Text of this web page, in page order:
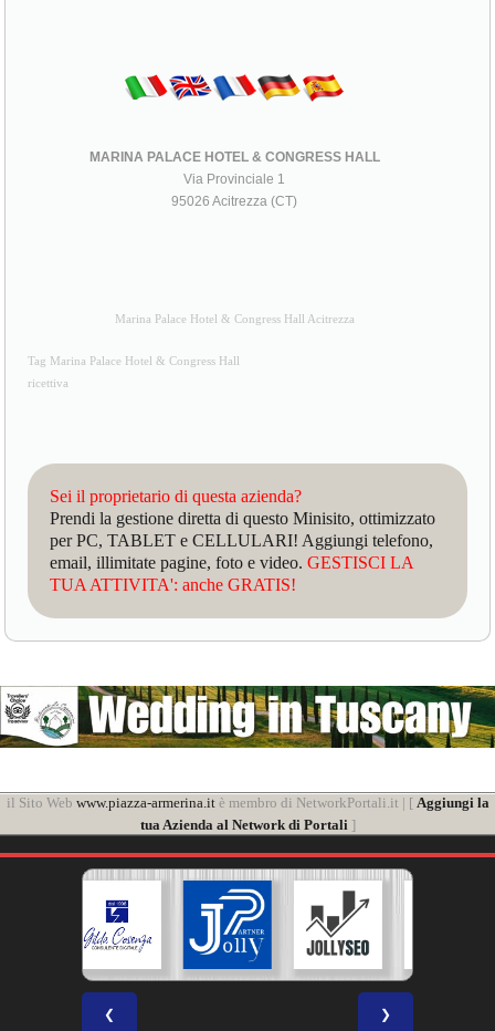
MARINA PALACE HOTEL & CONGRESS HALL
Via Provinciale 1
95026 Acitrezza (CT)
Marina Palace Hotel & Congress Hall Acitrezza
Tag Marina Palace Hotel & Congress Hall
ricettiva
Sei il proprietario di questa azienda?
Prendi la gestione diretta di questo Minisito, ottimizzato
per PC, TABLET e CELLULARI! Aggiungi telefono,
email, illimitate pagine, foto e video.GESTISCI LA
TUA ATTIVITA': anche GRATIS!
il Sito Web www.piazza-armerina.itè membro di NetworkPortali.it | [ Aggiungi la
tua Azienda al Network di Portali ]
❮ ❯